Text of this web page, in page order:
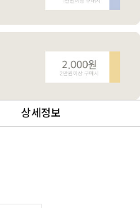
상세정보